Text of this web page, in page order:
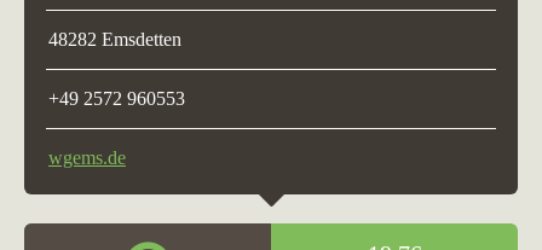
48282 Emsdetten
+49 2572 960553
wgems.de